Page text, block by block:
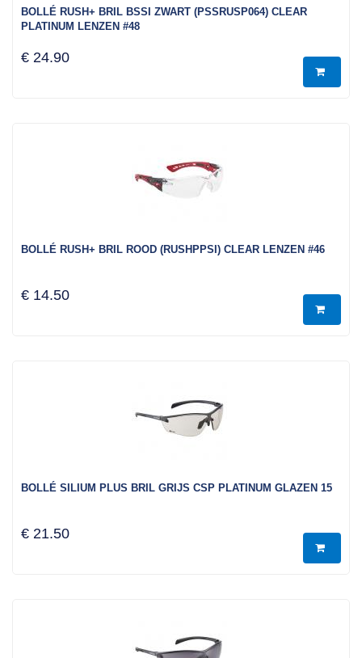
BOLLÉ RUSH+ BRIL BSSI ZWART (PSSRUSP064) CLEAR
PLATINUM LENZEN #48
€ 24.90
BOLLÉ RUSH+ BRIL ROOD (RUSHPPSI) CLEAR LENZEN #46
€ 14.50
BOLLÉ SILIUM PLUS BRIL GRIJS CSP PLATINUM GLAZEN 15
€ 21.50